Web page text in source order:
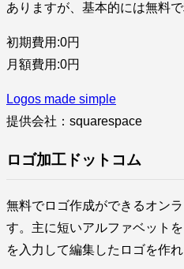
ありますが、基本的には無料で
初期費用:0円
月額費用:0円
Logos made simple
提供会社：squarespace
ロゴ加工ドットコム
無料でロゴ作成ができるオン
す。主に短いアルファベット
を入力して編集したロゴを作れ